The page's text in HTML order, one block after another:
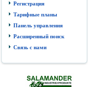
Регистрация
Тарифные планы
Панель управления
Расширенный поиск
Связь с нами